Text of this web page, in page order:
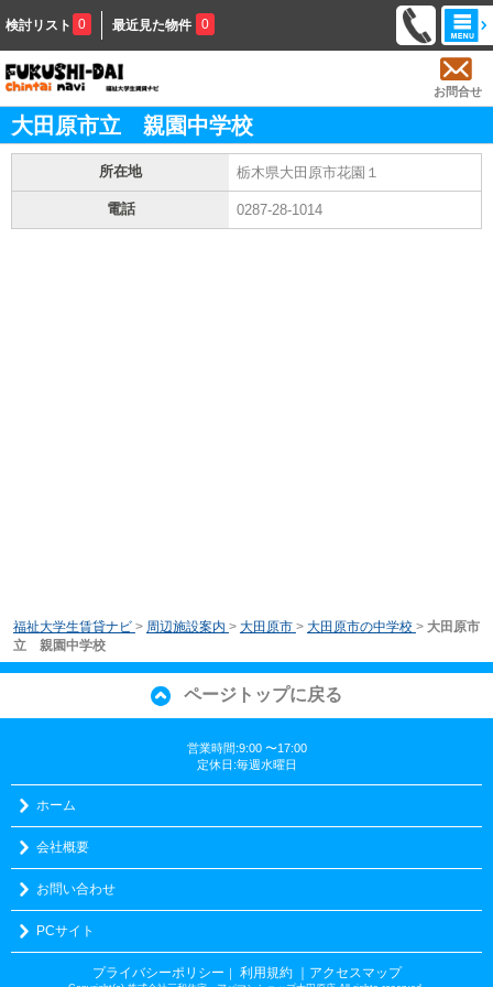
検討リスト 0 最近見た物件 0
お問合せ
大田原市立 親園中学校
所在地 栃木県大田原市花園１
電話 0287-28-1014
福祉大学生賃貸ナビ > 周辺施設案内 > 大田原市 > 大田原市の中学校 > 大田原市
立 親園中学校
ページトップに戻る
営業時間:9:00 〜17:00
定休日:毎週水曜日
ホーム
会社概要
お問い合わせ
PCサイト
プライバシーポリシー ｜ 利用規約 ｜アクセスマップ